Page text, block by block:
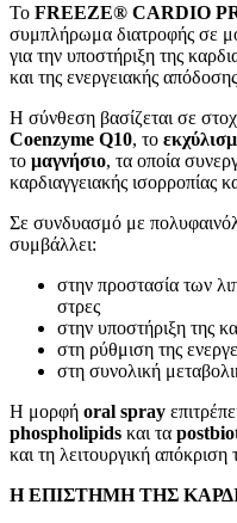
Το FREEZE® CARDIO
συμπλήρωμα διατροφής σε
για την υποστήριξη της
και της ενεργειακής
Η σύνθεση βασίζεται σε
Coenzyme Q10, το
το μαγνήσιο, τα οποία
καρδιαγγειακής ισορροπίας
Σε συνδυασμό με
συμβάλλει:
στην προστασία των
στρες
στην υποστήριξη της
στη ρύθμιση της
στη συνολική
Η μορφή oral spray
phospholipids και τα
και τη λειτουργική
Η ΕΠΙΣΤΗΜΗ ΤΗΣ